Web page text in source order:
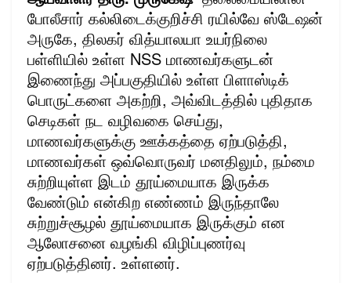
போலீசார் கல்லிடைக்குறிச்சி ரயில்வே ஸ்டேஷன்
அருகே, திலகர் வித்யாலயா உயர்நிலை
பள்ளியில் உள்ள NSS மாணவர்களுடன்
இணைந்து அப்பகுதியில் உள்ள பிளாஸ்டிக்
பொருட்களை அகற்றி, அவ்விடத்தில் புதிதாக
செடிகள் நட வழிவகை செய்து,
மாணவர்களுக்கு ஊக்கத்தை ஏற்படுத்தி,
மாணவர்கள் ஒவ்வொருவர் மனதிலும், நம்மை
சுற்றியுள்ள இடம் தூய்மையாக இருக்க
வேண்டும் என்கிற எண்ணம் இருந்தாலே
சுற்றுச்சூழல் தூய்மையாக இருக்கும் என
ஆலோசனை வழங்கி விழிப்புணர்வு
ஏற்படுத்தினர். உள்ளனர்.